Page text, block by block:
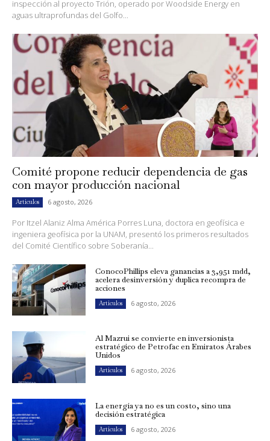
inspección al proyecto Trión, operado por Woodside Energy en
aguas ultraprofundas del Golfo...
Comité propone reducir dependencia de gas
con mayor producción nacional
Artículos 6 agosto, 2026
Por Itzel Alaniz Alma América Porres Luna, doctora en geofísica e
ingeniera geofísica por la UNAM, presentó los primeros resultados
del Comité Científico sobre Soberanía...
ConocoPhillips eleva ganancias a 3,951 mdd,
acelera desinversión y duplica recompra de
acciones
Artículos 6 agosto, 2026
Al Mazrui se convierte en inversionista
estratégico de Petrofac en Emiratos Árabes
Unidos
Artículos 6 agosto, 2026
La energía ya no es un costo, sino una
decisión estratégica
Artículos 6 agosto, 2026